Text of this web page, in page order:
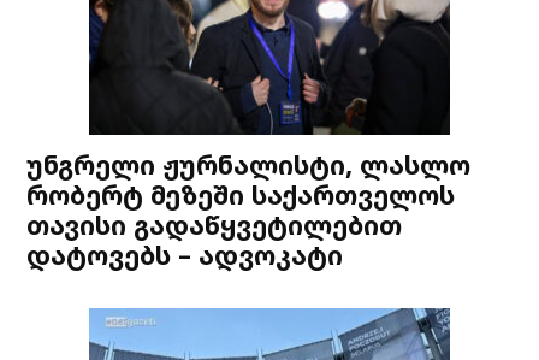
უნგრელი ჟურნალისტი, ლასლო
რობერტ მეზეში საქართველოს
თავისი გადაწყვეტილებით
დატოვებს – ადვოკატი